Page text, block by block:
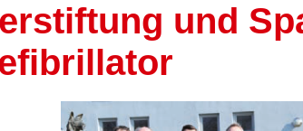
und